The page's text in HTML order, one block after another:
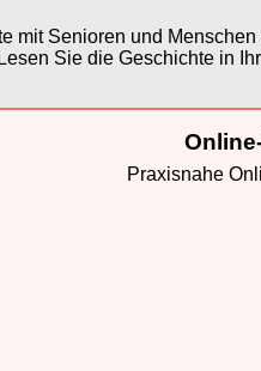
mit Senioren und
Sie die Geschichte in
Praxisnahe